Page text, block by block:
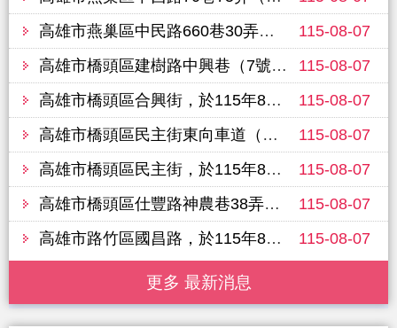
115-08-07
高雄市燕巢區中民路660巷30弄（2號至弄底），於115年8月10日進行路面改善工程，敬請行經車輛提前改道並注意行車安全
115-08-07
高雄市橋頭區建樹路中興巷（7號至19號），於115年8月11日進行路面改善工程，敬請行經車輛提前改道並注意行車安全
115-08-07
高雄市橋頭區合興街，於115年8月11日進行路面改善工程，敬請行經車輛提前改道並注意行車安全
115-08-07
高雄市橋頭區民主街東向車道（白樹路六合巷至樹德路208巷），於115年8月11日進行路面改善工程，敬請行經車輛提前改道並注意行車安全
115-08-07
高雄市橋頭區民主街，於115年8月11日進行路面改善工程，敬請行經車輛提前改道並注意行車安全
115-08-07
高雄市橋頭區仕豐路神農巷38弄（三民路至仕豐路），於115年8月11日進行路面改善工程，敬請行經車輛提前改道並注意行車安全
115-08-07
高雄市路竹區國昌路，於115年8月13日進行路面改善工程，敬請行經車輛提前改道並注意行車安全
更多 最新消息